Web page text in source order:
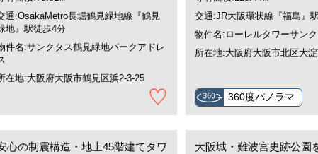
通:OsakaMetro長堀鶴見緑地線『鶴見
地』駅徒歩4分
件名:サンクタス鶴見緑地パークアドレ
在地:大阪府大阪市鶴見区浜2-3-25
交通:JR大阪環状線『福島』
物件名:ローレルタワーサンク
所在地:大阪府大阪市北区大
360度パノラマ
心の制震構造・地上45階建てタワ
大阪城・難波宮史跡公園